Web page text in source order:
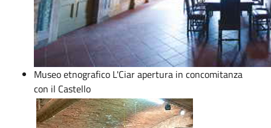
Museo etnografico L'Ciar apertura in concomitanza
con il Castello